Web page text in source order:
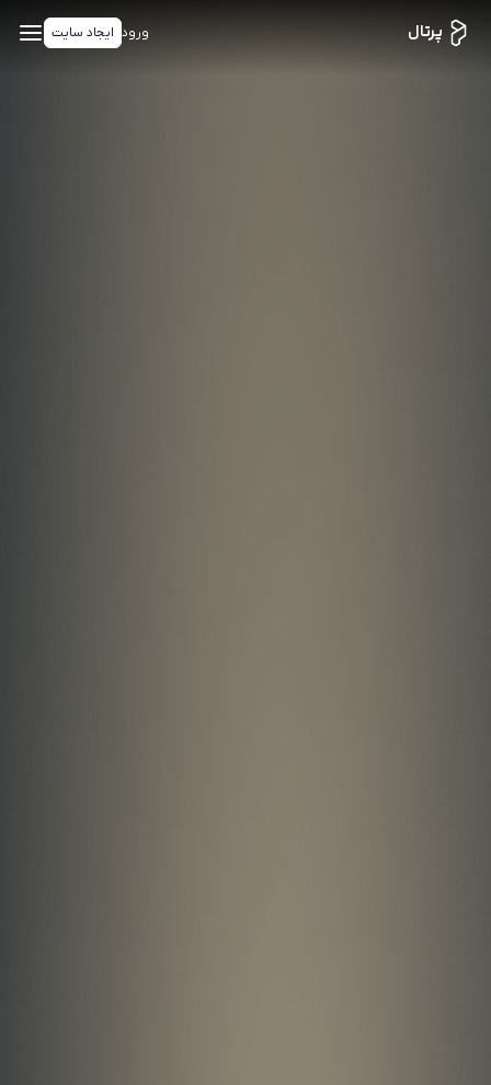
پرتال ورود ایجاد سایت